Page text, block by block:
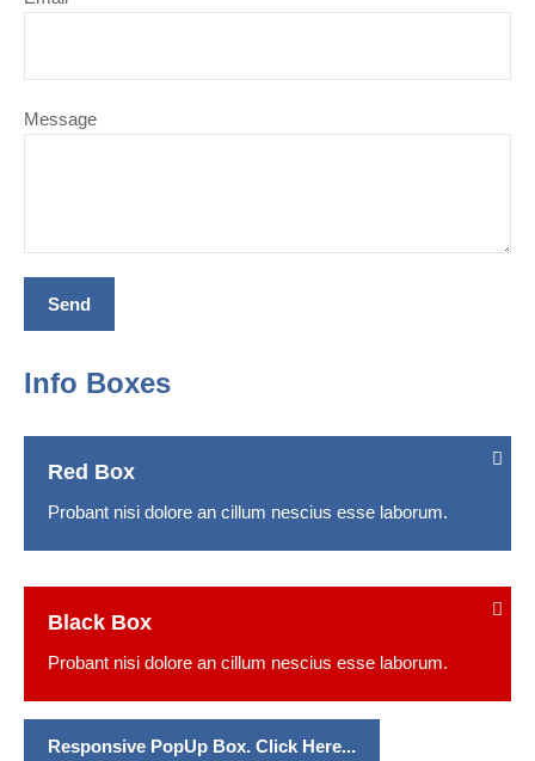
Message
Info Boxes
Red Box
Probant nisi dolore an cillum nescius esse laborum.
Black Box
Probant nisi dolore an cillum nescius esse laborum.
Responsive PopUp Box. Click Here...